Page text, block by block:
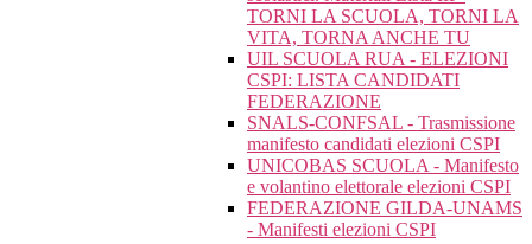
TORNI LA SCUOLA, TORNI LA
VITA, TORNA ANCHE TU
UIL SCUOLA RUA - ELEZIONI
CSPI: LISTA CANDIDATI
FEDERAZIONE
SNALS-CONFSAL - Trasmissione
manifesto candidati elezioni CSPI
UNICOBAS SCUOLA - Manifesto
e volantino elettorale elezioni CSPI
FEDERAZIONE GILDA-UNAMS
- Manifesti elezioni CSPI